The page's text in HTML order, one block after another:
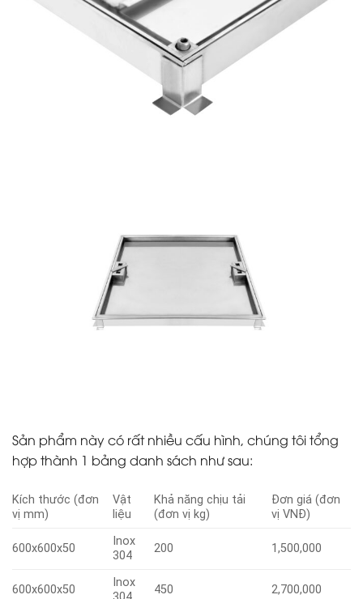
Sản phẩm này có rất nhiều cấu hình, chúng tôi tổng
hợp thành 1 bảng danh sách như sau:
Kích thước (đơn
vị mm)
Vật
liệu
Khả năng chịu tải
(đơn vị kg)
Đơn giá (đơn
vị VNĐ)
600x600x50
Inox
304
200 1,500,000
600x600x50
Inox
450 2,700,000